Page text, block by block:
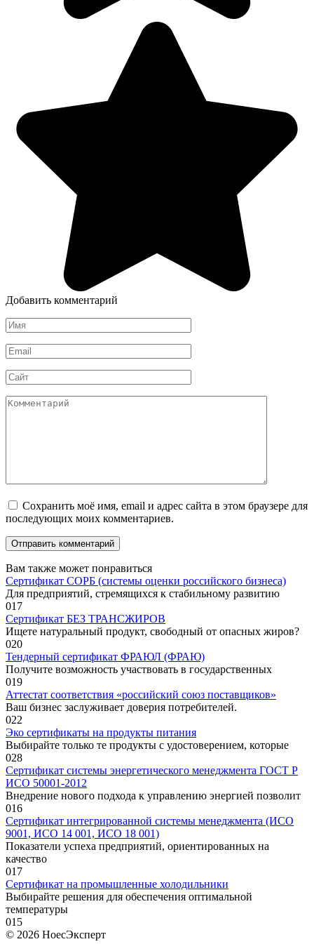
Добавить комментарий
Имя
*
Email
*
Сайт
Комментарий
Сохранить моё имя, email и адрес сайта в этом браузере для
последующих моих комментариев.
Вам также может понравиться
Сертификат СОРБ (системы оценки российского бизнеса)
Для предприятий, стремящихся к стабильному развитию
017
Сертификат БЕЗ ТРАНСЖИРОВ
Ищете натуральный продукт, свободный от опасных жиров?
020
Тендерный сертификат ФРАЮЛ (ФРАЮ)
Получите возможность участвовать в государственных
019
Аттестат соответствия «российский союз поставщиков»
Ваш бизнес заслуживает доверия потребителей.
022
Эко сертификаты на продукты питания
Выбирайте только те продукты с удостоверением, которые
028
Сертификат системы энергетического менеджмента ГОСТ Р
ИСО 50001-2012
Внедрение нового подхода к управлению энергией позволит
016
Сертификат интегрированной системы менеджмента (ИСО
9001, ИСО 14 001, ИСО 18 001)
Показатели успеха предприятий, ориентированных на
качество
017
Сертификат на промышленные холодильники
Выбирайте решения для обеспечения оптимальной
температуры
015
© 2026 НоесЭксперт